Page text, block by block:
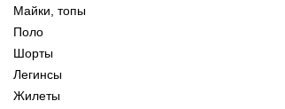
Майки, топы
Поло
Шорты
Легинсы
Жилеты